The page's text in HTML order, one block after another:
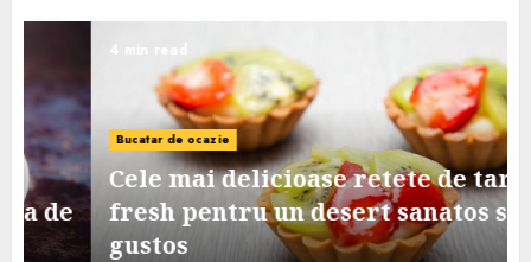
4 min read
Bucatar de ocazie
Cele mai delicioase retete de tarte
fresh pentru un desert sanatos si
gustos